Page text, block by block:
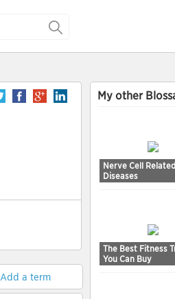
Add a term
My other
Nerve Cell Related
Diseases
The Best Fitness
You Can Buy